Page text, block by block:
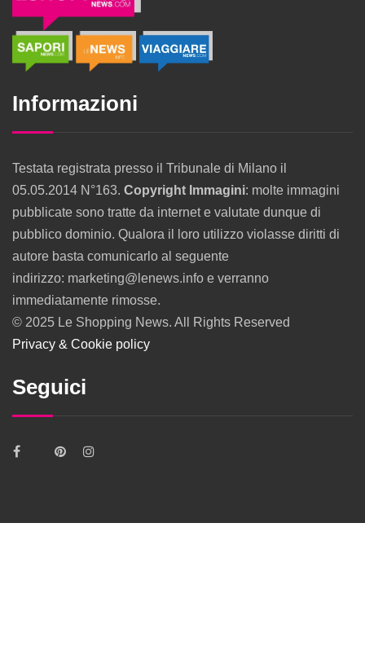
Informazioni
Testata registrata presso il Tribunale di Milano il
05.05.2014 N°163. Copyright Immagini: molte immagini
pubblicate sono tratte da internet e valutate dunque di
pubblico dominio. Qualora il loro utilizzo violasse diritti di
autore basta comunicarlo al seguente
indirizzo: marketing@lenews.info e verranno
immediatamente rimosse.
© 2025 Le Shopping News. All Rights Reserved
Privacy & Cookie policy
Seguici